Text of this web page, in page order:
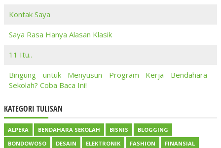
Kontak Saya
Saya Rasa Hanya Alasan Klasik
11 Itu..
Bingung untuk Menyusun Program Kerja Bendahara
Sekolah? Coba Baca Ini!
KATEGORI TULISAN
ALPEKA BENDAHARA SEKOLAH BISNIS
BLOGGING
BONDOWOSO
DESAIN ELEKTRONIK FASHION
FINANSIAL